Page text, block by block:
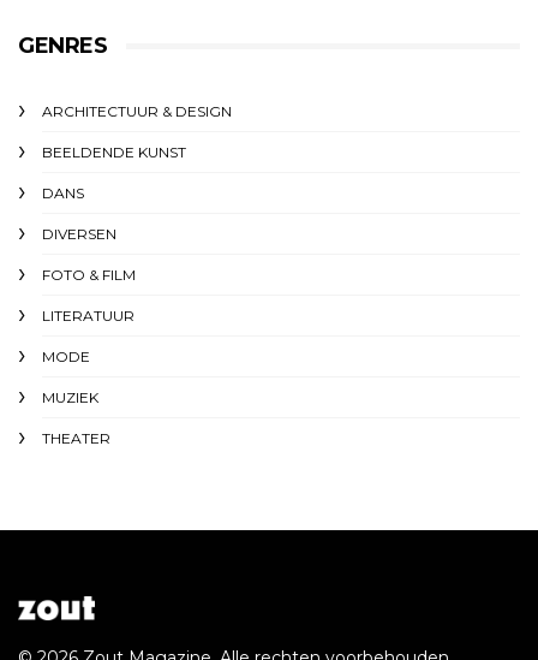
GENRES
ARCHITECTUUR & DESIGN
BEELDENDE KUNST
DANS
DIVERSEN
FOTO & FILM
LITERATUUR
MODE
MUZIEK
THEATER